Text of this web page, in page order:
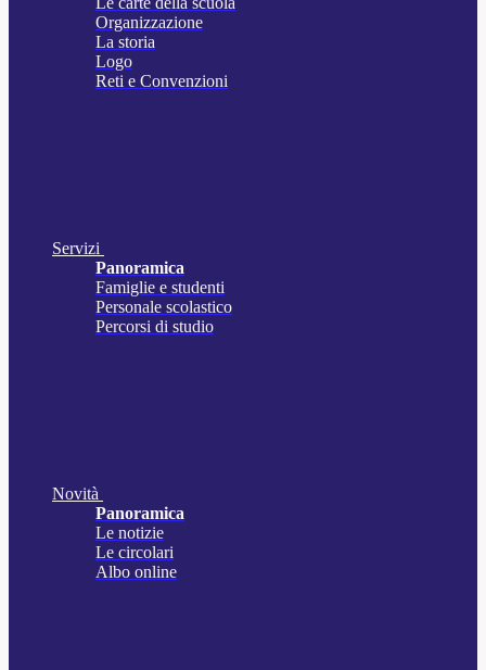
Organizzazione
La storia
Logo
Reti e Convenzioni
Servizi
Panoramica
Famiglie e studenti
Personale scolastico
Percorsi di studio
Novità
Panoramica
Le notizie
Le circolari
Albo online